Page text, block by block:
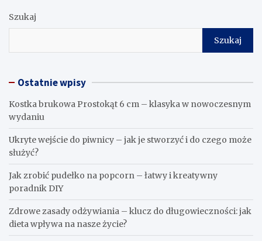
Szukaj
Szukaj
Ostatnie wpisy
Kostka brukowa Prostokąt 6 cm – klasyka w nowoczesnym
wydaniu
Ukryte wejście do piwnicy – jak je stworzyć i do czego może
służyć?
Jak zrobić pudełko na popcorn – łatwy i kreatywny
poradnik DIY
Zdrowe zasady odżywiania – klucz do długowieczności: jak
dieta wpływa na nasze życie?